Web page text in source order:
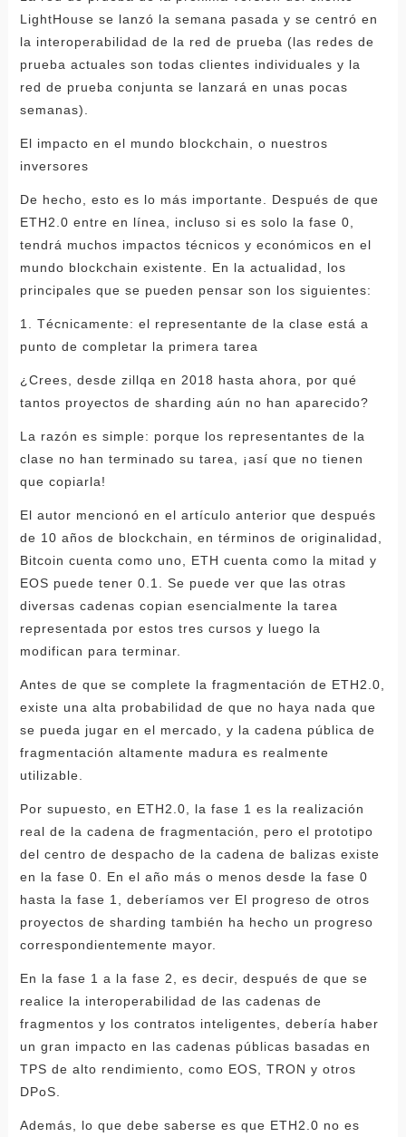
LightHouse se lanzó la semana pasada y se centró en
la interoperabilidad de la red de prueba (las redes de
prueba actuales son todas clientes individuales y la
red de prueba conjunta se lanzará en unas pocas
semanas).
El impacto en el mundo blockchain, o nuestros
inversores
De hecho, esto es lo más importante. Después de que
ETH2.0 entre en línea, incluso si es solo la fase 0,
tendrá muchos impactos técnicos y económicos en el
mundo blockchain existente. En la actualidad, los
principales que se pueden pensar son los siguientes:
1. Técnicamente: el representante de la clase está a
punto de completar la primera tarea
¿Crees, desde zillqa en 2018 hasta ahora, por qué
tantos proyectos de sharding aún no han aparecido?
La razón es simple: porque los representantes de la
clase no han terminado su tarea, ¡así que no tienen
que copiarla!
El autor mencionó en el artículo anterior que después
de 10 años de blockchain, en términos de originalidad,
Bitcoin cuenta como uno, ETH cuenta como la mitad y
EOS puede tener 0.1. Se puede ver que las otras
diversas cadenas copian esencialmente la tarea
representada por estos tres cursos y luego la
modifican para terminar.
Antes de que se complete la fragmentación de ETH2.0,
existe una alta probabilidad de que no haya nada que
se pueda jugar en el mercado, y la cadena pública de
fragmentación altamente madura es realmente
utilizable.
Por supuesto, en ETH2.0, la fase 1 es la realización
real de la cadena de fragmentación, pero el prototipo
del centro de despacho de la cadena de balizas existe
en la fase 0. En el año más o menos desde la fase 0
hasta la fase 1, deberíamos ver El progreso de otros
proyectos de sharding también ha hecho un progreso
correspondientemente mayor.
En la fase 1 a la fase 2, es decir, después de que se
realice la interoperabilidad de las cadenas de
fragmentos y los contratos inteligentes, debería haber
un gran impacto en las cadenas públicas basadas en
TPS de alto rendimiento, como EOS, TRON y otros
DPoS.
Además, lo que debe saberse es que ETH2.0 no es